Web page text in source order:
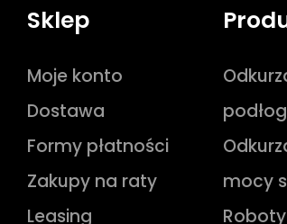
Sklep
Moje konto
Dostawa
Formy płatności
Zakupy na raty
Leasing
mocy